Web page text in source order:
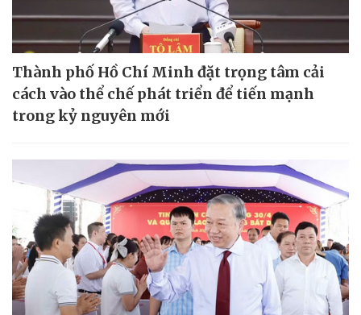
Thành phố Hồ Chí Minh đặt trọng tâm cải
cách vào thể chế phát triển để tiến mạnh
trong kỷ nguyên mới